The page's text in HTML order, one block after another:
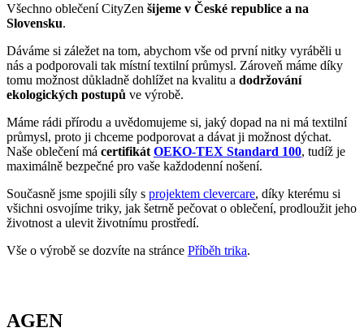
Všechno oblečení CityZen šijeme v České republice a na
Slovensku.
Dáváme si záležet na tom, abychom vše od první nitky vyráběli u
nás a podporovali tak místní textilní průmysl. Zároveň máme díky
tomu možnost důkladně dohlížet na kvalitu a dodržování
ekologických postupů ve výrobě.
Máme rádi přírodu a uvědomujeme si, jaký dopad na ni má textilní
průmysl, proto ji chceme podporovat a dávat ji možnost dýchat.
Naše oblečení má certifikát OEKO-TEX Standard 100, tudíž je
maximálně bezpečné pro vaše každodenní nošení.
Současně jsme spojili síly s projektem clevercare, díky kterému si
všichni osvojíme triky, jak šetrně pečovat o oblečení, prodloužit jeho
životnost a ulevit životnímu prostředí.
Vše o výrobě se dozvíte na stránce Příběh trika.
AGEN